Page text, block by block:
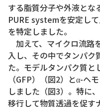
する脂質分子や外液とな
PURE systemを安定し
を特定しました。
加えて、マイクロ流路
入し、その中でタンパク
た。モデルタンパク質と
（GFP）（図2）とα-ヘ
しました（図3）。特に
移行して物質透過を促す